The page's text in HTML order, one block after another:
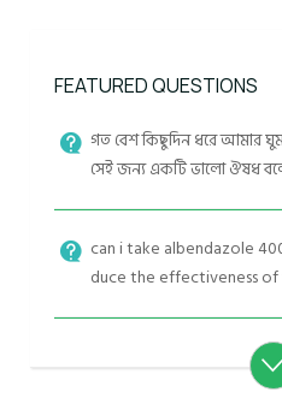
FEATURED QUESTIONS
গত বেশ কিছুদিন ধরে আমার
সেই জন্য একটি ভালো ঔষধ
can i take albendazole
duce the effectiveness